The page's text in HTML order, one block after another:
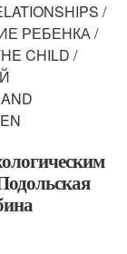
/
РЕБЕНКА /
CHILD /